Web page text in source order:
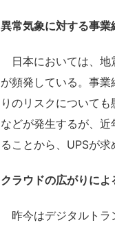
異常気象に対する事業
日本においては、地
が頻発している。事
りのリスクについて
などが発生するが、
ることから、UPSが求
クラウドの広がりに
昨今はデジタルトラ